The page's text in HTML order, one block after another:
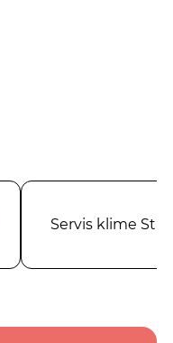
Servis klime